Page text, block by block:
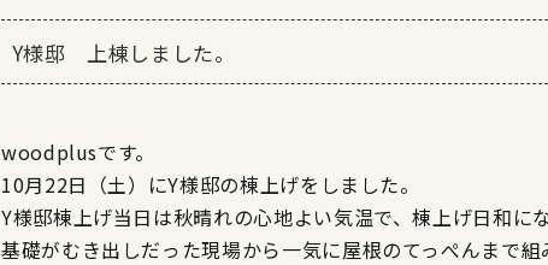
Y様邸 上棟しました。
woodplusです。
10月22日（土）にY様邸の棟上げをしました。
Y様邸棟上げ当日は秋晴れの心地よい気温で、棟上げ日和に
基礎がむき出しだった現場から一気に屋根のてっぺんまで